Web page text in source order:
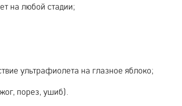
на любой стадии;
ультрафиолета на глазное яблоко;
порез, ушиб).